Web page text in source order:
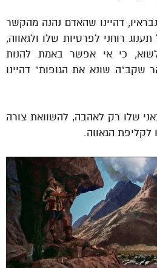
דהיינו שהאדם נהנה מהקשר
רוחני לפרטיות שלו ולגאווה,
כי אי אפשר באמת להנות
שקב”ה שונא את הגופות” דהיינו
שלו רק לאהבה, להשוואת צורה
לקליפת הגאווה.